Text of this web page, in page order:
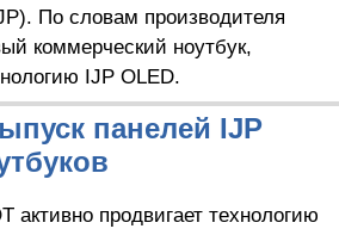
По словам производителя
коммерческий ноутбук,
IJP OLED.
панелей IJP
активно продвигает технологию